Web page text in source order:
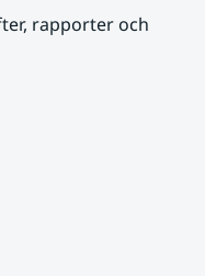
rapporter och